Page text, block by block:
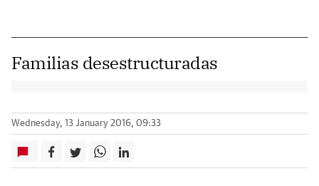
Familias desestructuradas
Wednesday, 13 January 2016, 09:33